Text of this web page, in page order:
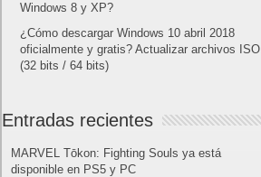
Windows 8 y XP?
¿Cómo descargar Windows 10 abril 2018
oficialmente y gratis? Actualizar archivos ISO
(32 bits / 64 bits)
Entradas recientes
MARVEL Tōkon: Fighting Souls ya está
disponible en PS5 y PC